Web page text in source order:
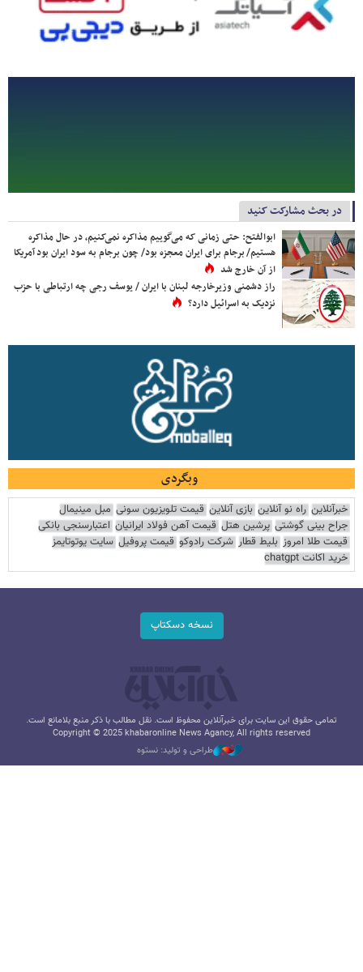
در بحث مشارکت کنید
ابوالفتح: حتی زمانی که می‌گوییم مذاکره نمی‌کنیم، در حال مذاکره
هستیم/ برجام برای ایران معجزه بود/ چون برجام به سود ایران بود آمریکا
از آن خارج شد
راز دشمنی وزیرخارجه لبنان با ایران / یوسف رجی چه ارتباطی با حزب
نزدیک به اسرائیل دارد؟
وبگردی
خبرآنلاین راه نو آنلاین بازی آنلاین قیمت تلویزیون سونی مبل مینیمال
جراح بینی گوشتی پرشین هتل قیمت آهن فولاد ایرانیان اعتبارسنجی بانکی
قیمت طلا امروز بلیط قطار شرکت رادوکو قیمت پروفیل سایت یوتوتایمز
خرید اکانت chatgpt
نسخه دسکتاپ
تمامی حقوق این سایت برای خبرآنلاین محفوظ است. نقل مطالب با ذکر منبع بلامانع است.
Copyright © 2025 khabaronline News Agancy, All rights reserved
طراحی و تولید: نستوه